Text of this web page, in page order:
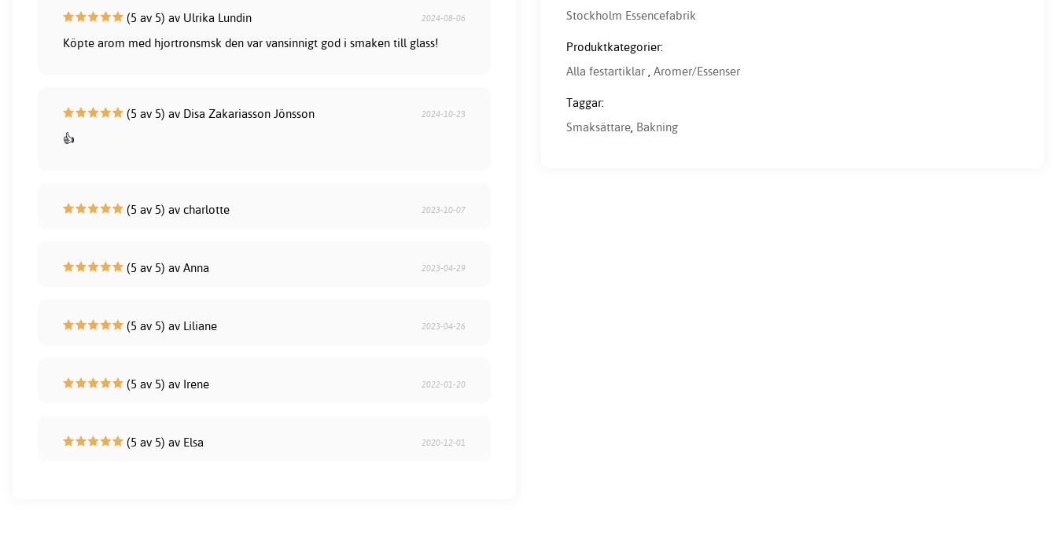
Stockholm Essencefabrik
Produktkategorier:
Alla festartiklar , Aromer/Essenser
Taggar:
Smaksättare, Bakning
(5 av 5) av Ulrika Lundin 2024-08-06
Köpte arom med hjortronsmsk den var vansinnigt god i smaken till glass!
(5 av 5) av Disa Zakariasson Jönsson 2024-10-23
👍
(5 av 5) av charlotte 2023-10-07
(5 av 5) av Anna 2023-04-29
(5 av 5) av Liliane 2023-04-26
(5 av 5) av Irene 2022-01-20
(5 av 5) av Elsa 2020-12-01